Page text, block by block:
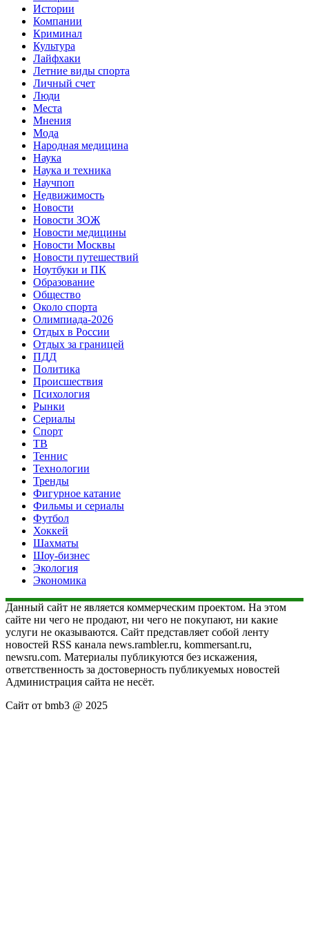
Истории
Компании
Криминал
Культура
Лайфхаки
Летние виды спорта
Личный счет
Люди
Места
Мнения
Мода
Народная медицина
Наука
Наука и техника
Научпоп
Недвижимость
Новости
Новости ЗОЖ
Новости медицины
Новости Москвы
Новости путешествий
Ноутбуки и ПК
Образование
Общество
Около спорта
Олимпиада-2026
Отдых в России
Отдых за границей
ПДД
Политика
Происшествия
Психология
Рынки
Сериалы
Спорт
ТВ
Теннис
Технологии
Тренды
Фигурное катание
Фильмы и сериалы
Футбол
Хоккей
Шахматы
Шоу-бизнес
Экология
Экономика
Данный сайт не является коммерческим проектом. На этом
сайте ни чего не продают, ни чего не покупают, ни какие
услуги не оказываются. Сайт представляет собой ленту
новостей RSS канала news.rambler.ru, kommersant.ru,
newsru.com. Материалы публикуются без искажения,
ответственность за достоверность публикуемых новостей
Администрация сайта не несёт.
Сайт от bmb3 @ 2025